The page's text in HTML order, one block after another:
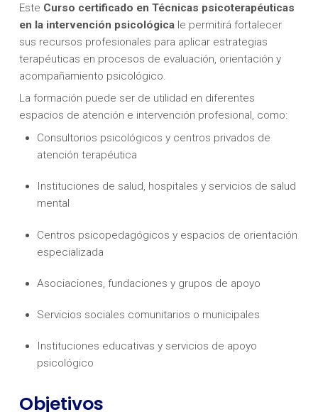
Este Curso certificado en Técnicas psicoterapéuticas
en la intervención psicológicale permitirá fortalecer
sus recursos profesionales para aplicar estrategias
terapéuticas en procesos de evaluación, orientación y
acompañamiento psicológico.
La formación puede ser de utilidad en diferentes
espacios de atención e intervención profesional, como:
Consultorios psicológicos y centros privados de
atención terapéutica
Instituciones de salud, hospitales y servicios de salud
mental
Centros psicopedagógicos y espacios de orientación
especializada
Asociaciones, fundaciones y grupos de apoyo
Servicios sociales comunitarios o municipales
Instituciones educativas y servicios de apoyo
psicológico
Objetivos